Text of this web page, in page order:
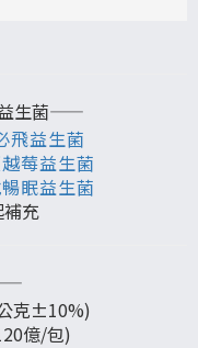
生菌——
飛益生菌
莓益生菌
眠益生菌
充
克±10%)
億/包)